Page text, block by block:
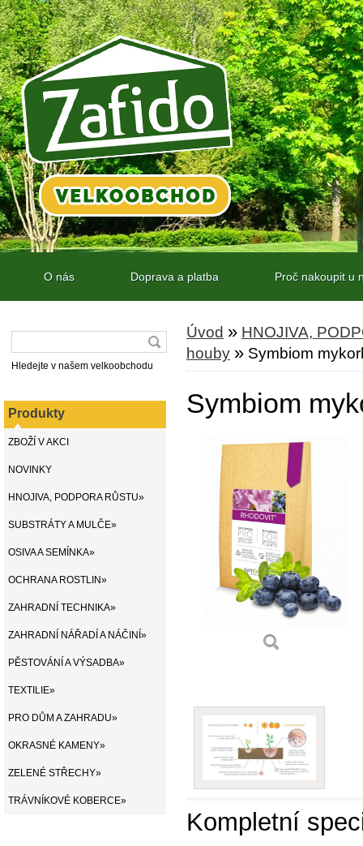
O nás Doprava a platba Proč nakoupit u
Hledejte v našem velkoobchodu
Produkty
ZBOŽÍ V AKCI
NOVINKY
HNOJIVA, PODPORA RŮSTU»
SUBSTRÁTY A MULČE»
OSIVA A SEMÍNKA»
OCHRANA ROSTLIN»
ZAHRADNÍ TECHNIKA»
ZAHRADNÍ NÁŘADÍ A NÁČINÍ»
PĚSTOVÁNÍ A VÝSADBA»
TEXTILIE»
PRO DŮM A ZAHRADU»
OKRASNÉ KAMENY»
ZELENÉ STŘECHY»
TRÁVNÍKOVÉ KOBERCE»
Úvod » HNOJIVA,
houby » Symbiom
Symbiom
Kompletní